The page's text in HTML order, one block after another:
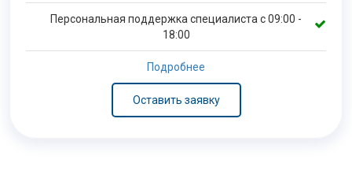
Персональная поддержка специалиста с 09:00 -
18:00
Подробнее
Оставить заявку